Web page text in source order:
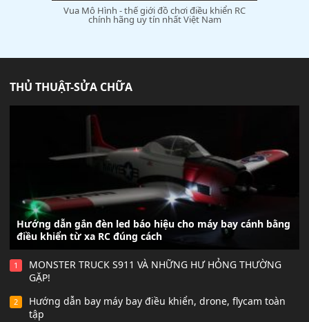
Vua Mô Hình - thế giới đồ chơi điều khiển RC
chính hãng uy tín nhất Việt Nam
THỦ THUẬT-SỬA CHỮA
Hướng dẫn gắn đèn led báo hiệu cho máy bay cánh bằng
điều khiển từ xa RC đúng cách
1
MONSTER TRUCK S911 VÀ NHỮNG HƯ HỎNG THƯỜNG
GẶP!
2
Hướng dẫn bay máy bay điều khiển, drone, flycam toàn
tập